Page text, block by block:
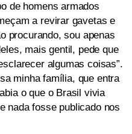
de homens armados
a revirar gavetas e
procurando, sou apenas
mais gentil, pede que
algumas coisas”.
minha família, que entra
o que o Brasil vivia
nada fosse publicado nos